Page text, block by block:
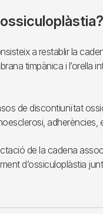
a restablir la
timpànica i l’orella
de discontiunïtat
adherències,
de la cadena
d’ossiculoplàstia